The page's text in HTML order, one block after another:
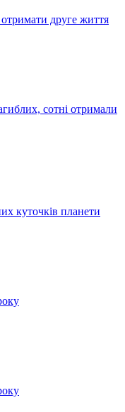
друге життя
сотні отримали
куточків планети